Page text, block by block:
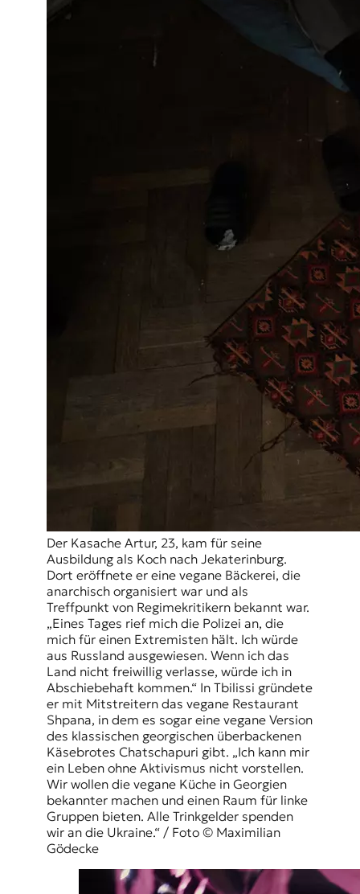
Der Kasache Artur, 23, kam für seine
Ausbildung als Koch nach Jekaterinburg.
Dort eröffnete er eine vegane Bäckerei, die
anarchisch organisiert war und als
Treffpunkt von Regimekritikern bekannt war.
„Eines Tages rief mich die Polizei an, die
mich für einen Extremisten hält. Ich würde
aus Russland ausgewiesen. Wenn ich das
Land nicht freiwillig verlasse, würde ich in
Abschiebehaft kommen.“ In Tbilissi gründete
er mit Mitstreitern das vegane Restaurant
Shpana, in dem es sogar eine vegane Version
des klassischen georgischen überbackenen
Käsebrotes Chatschapuri gibt. „Ich kann mir
ein Leben ohne Aktivismus nicht vorstellen.
Wir wollen die vegane Küche in Georgien
bekannter machen und einen Raum für linke
Gruppen bieten. Alle Trinkgelder spenden
wir an die Ukraine.“ / Foto © Maximilian
Gödecke